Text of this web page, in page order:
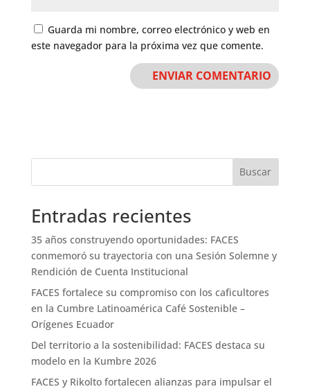
Guarda mi nombre, correo electrónico y web en
este navegador para la próxima vez que comente.
Buscar
Entradas recientes
35 años construyendo oportunidades: FACES
conmemoró su trayectoria con una Sesión Solemne y
Rendición de Cuenta Institucional
FACES fortalece su compromiso con los caficultores
en la Cumbre Latinoamérica Café Sostenible –
Orígenes Ecuador
Del territorio a la sostenibilidad: FACES destaca su
modelo en la Kumbre 2026
FACES y Rikolto fortalecen alianzas para impulsar el